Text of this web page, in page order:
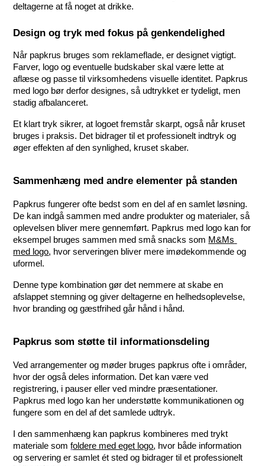
deltagerne at få noget at drikke.
Design og tryk med fokus på genkendelighed
Når papkrus bruges som reklameflade, er designet vigtigt.
Farver, logo og eventuelle budskaber skal være lette at
aflæse og passe til virksomhedens visuelle identitet. Papkrus
med logo bør derfor designes, så udtrykket er tydeligt, men
stadig afbalanceret.
Et klart tryk sikrer, at logoet fremstår skarpt, også når kruset
bruges i praksis. Det bidrager til et professionelt indtryk og
øger effekten af den synlighed, kruset skaber.
Sammenhæng med andre elementer på standen
Papkrus fungerer ofte bedst som en del af en samlet løsning.
De kan indgå sammen med andre produkter og materialer, så
oplevelsen bliver mere gennemført. Papkrus med logo kan for
eksempel bruges sammen med små snacks som M&Ms
med logo, hvor serveringen bliver mere imødekommende og
uformel.
Denne type kombination gør det nemmere at skabe en
afslappet stemning og giver deltagerne en helhedsoplevelse,
hvor branding og gæstfrihed går hånd i hånd.
Papkrus som støtte til informationsdeling
Ved arrangementer og møder bruges papkrus ofte i områder,
hvor der også deles information. Det kan være ved
registrering, i pauser eller ved mindre præsentationer.
Papkrus med logo kan her understøtte kommunikationen og
fungere som en del af det samlede udtryk.
I den sammenhæng kan papkrus kombineres med trykt
materiale som foldere med eget logo, hvor både information
og servering er samlet ét sted og bidrager til et professionelt